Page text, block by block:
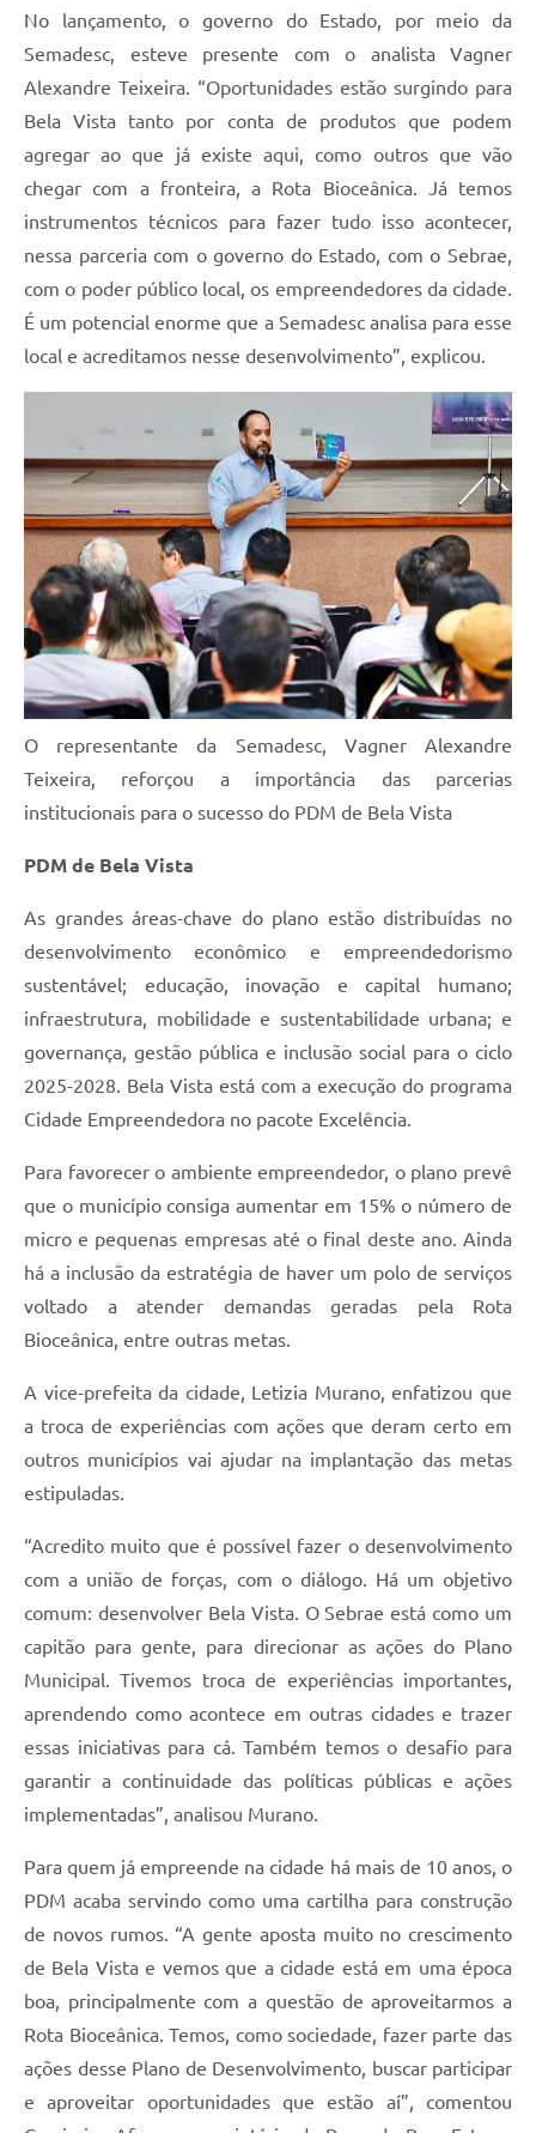
No lançamento, o governo do Estado, por meio da
Semadesc, esteve presente com o analista Vagner
Alexandre Teixeira. “Oportunidades estão surgindo para
Bela Vista tanto por conta de produtos que podem
agregar ao que já existe aqui, como outros que vão
chegar com a fronteira, a Rota Bioceânica. Já temos
instrumentos técnicos para fazer tudo isso acontecer,
nessa parceria com o governo do Estado, com o Sebrae,
com o poder público local, os empreendedores da cidade.
É um potencial enorme que a Semadesc analisa para esse
local e acreditamos nesse desenvolvimento”, explicou.
O representante da Semadesc, Vagner Alexandre
Teixeira, reforçou a importância das parcerias
institucionais para o sucesso do PDM de Bela Vista
PDM de Bela Vista
As grandes áreas-chave do plano estão distribuídas no
desenvolvimento econômico e empreendedorismo
sustentável; educação, inovação e capital humano;
infraestrutura, mobilidade e sustentabilidade urbana; e
governança, gestão pública e inclusão social para o ciclo
2025-2028. Bela Vista está com a execução do programa
Cidade Empreendedora no pacote Excelência.
Para favorecer o ambiente empreendedor, o plano prevê
que o município consiga aumentar em 15% o número de
micro e pequenas empresas até o final deste ano. Ainda
há a inclusão da estratégia de haver um polo de serviços
voltado a atender demandas geradas pela Rota
Bioceânica, entre outras metas.
A vice-prefeita da cidade, Letizia Murano, enfatizou que
a troca de experiências com ações que deram certo em
outros municípios vai ajudar na implantação das metas
estipuladas.
“Acredito muito que é possível fazer o desenvolvimento
com a união de forças, com o diálogo. Há um objetivo
comum: desenvolver Bela Vista. O Sebrae está como um
capitão para gente, para direcionar as ações do Plano
Municipal. Tivemos troca de experiências importantes,
aprendendo como acontece em outras cidades e trazer
essas iniciativas para cá. Também temos o desafio para
garantir a continuidade das políticas públicas e ações
implementadas”, analisou Murano.
Para quem já empreende na cidade há mais de 10 anos, o
PDM acaba servindo como uma cartilha para construção
de novos rumos. “A gente aposta muito no crescimento
de Bela Vista e vemos que a cidade está em uma época
boa, principalmente com a questão de aproveitarmos a
Rota Bioceânica. Temos, como sociedade, fazer parte das
ações desse Plano de Desenvolvimento, buscar participar
e aproveitar oportunidades que estão aí”, comentou